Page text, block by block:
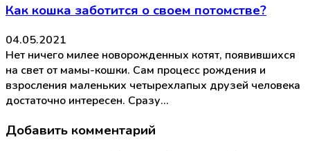
Как кошка заботится о своем потомстве?
04.05.2021
Нет ничего милее новорожденных котят, появившихся
на свет от мамы-кошки. Сам процесс рождения и
взросления маленьких четырехлапых друзей человека
достаточно интересен. Сразу…
Добавить комментарий